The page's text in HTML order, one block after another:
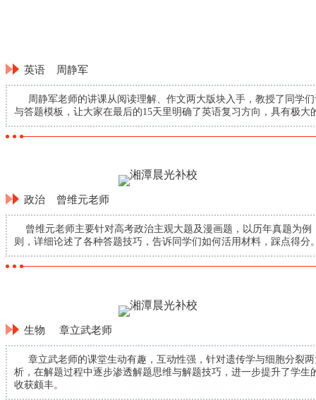
英语 周静军
周静军老师的讲课从阅读理解、作文两大版块入手，教授了同学
与答题模板，让大家在最后的15天里明确了英语复习方向，具有极大
政治 曾维元老师
曾维元老师主要针对高考政治主观大题及漫画题，以历年真题为例
则，详细论述了各种答题技巧，告诉同学们如何活用材料，踩点得分
生物 章立武老师
章立武老师的课堂生动有趣，互动性强，针对遗传学与细胞分裂
析，在解题过程中逐步渗透解题思维与解题技巧，进一步提升了学生
收获颇丰。